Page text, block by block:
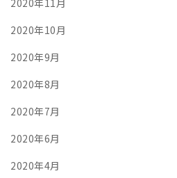
2020年10月
2020年9月
2020年8月
2020年7月
2020年6月
2020年4月